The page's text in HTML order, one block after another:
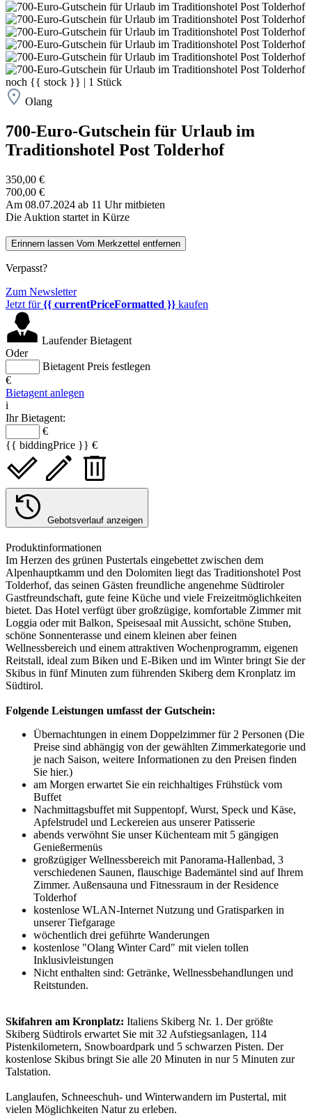
noch {{ stock }} | 1 Stück
Olang
700-Euro-Gutschein für Urlaub im
Traditionshotel Post Tolderhof
350,00 €
700,00 €
Am 08.07.2024 ab 11 Uhr mitbieten
Die Auktion startet in Kürze
Erinnern lassen Vom Merkzettel entfernen
Verpasst?
Zum Newsletter
Jetzt für{{ currentPriceFormatted }} kaufen
Laufender Bietagent
Oder
Bietagent Preis festlegen
€
Bietagent anlegen
i
Ihr Bietagent:
€
{{ biddingPrice }} €
Gebotsverlauf anzeigen
Produktinformationen
Im Herzen des grünen Pustertals eingebettet zwischen dem
Alpenhauptkamm und den Dolomiten liegt das Traditionshotel Post
Tolderhof, das seinen Gästen freundliche angenehme Südtiroler
Gastfreundschaft, gute feine Küche und viele Freizeitmöglichkeiten
bietet. Das Hotel verfügt über großzügige, komfortable Zimmer mit
Loggia oder mit Balkon, Speisesaal mit Aussicht, schöne Stuben,
schöne Sonnenterasse und einem kleinen aber feinen
Wellnessbereich und einem attraktiven Wochenprogramm, eigenen
Reitstall, ideal zum Biken und E-Biken und im Winter bringt Sie der
Skibus in fünf Minuten zum führenden Skiberg dem Kronplatz im
Südtirol.
Folgende Leistungen umfasst der Gutschein:
Übernachtungen in einem Doppelzimmer für 2 Personen (Die
Preise sind abhängig von der gewählten Zimmerkategorie und
je nach Saison, weitere Informationen zu den Preisen finden
Sie hier.)
am Morgen erwartet Sie ein reichhaltiges Frühstück vom
Buffet
Nachmittagsbuffet mit Suppentopf, Wurst, Speck und Käse,
Apfelstrudel und Leckereien aus unserer Patisserie
abends verwöhnt Sie unser Küchenteam mit 5 gängigen
Genießermenüs
großzügiger Wellnessbereich mit Panorama-Hallenbad, 3
verschiedenen Saunen, flauschige Bademäntel sind auf Ihrem
Zimmer. Außensauna und Fitnessraum in der Residence
Tolderhof
kostenlose WLAN-Internet Nutzung und Gratisparken in
unserer Tiefgarage
wöchentlich drei geführte Wanderungen
kostenlose "Olang Winter Card" mit vielen tollen
Inklusivleistungen
Nicht enthalten sind: Getränke, Wellnessbehandlungen und
Reitstunden.
Skifahren am Kronplatz: Italiens Skiberg Nr. 1. Der größte
Skiberg Südtirols erwartet Sie mit 32 Aufstiegsanlagen, 114
Pistenkilometern, Snowboardpark und 5 schwarzen Pisten. Der
kostenlose Skibus bringt Sie alle 20 Minuten in nur 5 Minuten zur
Talstation.
Langlaufen, Schneeschuh- und Winterwandern im Pustertal, mit
vielen Möglichkeiten Natur zu erleben.